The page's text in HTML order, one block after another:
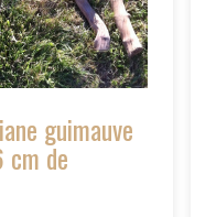
guimauve
de